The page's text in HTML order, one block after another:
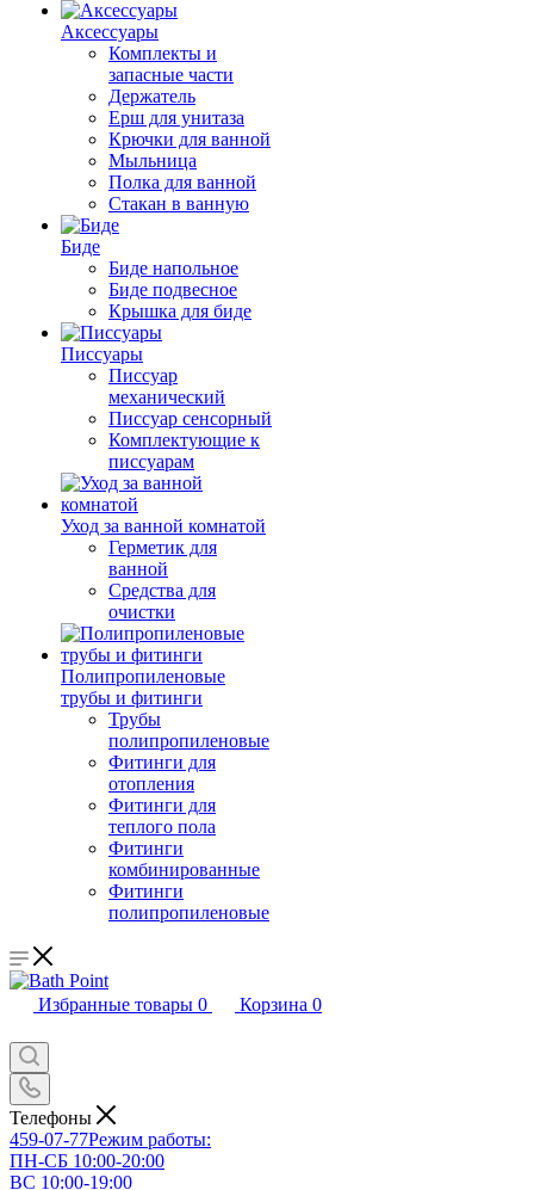
Аксессуары
Комплекты и
запасные части
Держатель
Ерш для унитаза
Крючки для ванной
Мыльница
Полка для ванной
Стакан в ванную
Биде
Биде напольное
Биде подвесное
Крышка для биде
Писсуары
Писсуар
механический
Писсуар сенсорный
Комплектующие к
писсуарам
Уход за ванной комнатой
Герметик для
ванной
Средства для
очистки
Полипропиленовые
трубы и фитинги
Трубы
полипропиленовые
Фитинги для
отопления
Фитинги для
теплого пола
Фитинги
комбинированные
Фитинги
полипропиленовые
Избранные товары 0 Корзина 0
Телефоны
459-07-77Режим работы:
ПН-СБ 10:00-20:00
ВС 10:00-19:00